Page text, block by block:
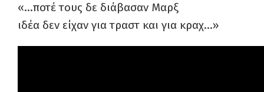
«…ποτέ τους δε διάβασαν Μαρξ
ιδέα δεν είχαν για τραστ και για κραχ…»